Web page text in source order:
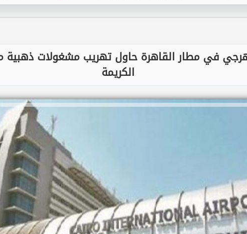
في مطار القاهرة حاول تهريب مشغولات ذهبية
الكريمة